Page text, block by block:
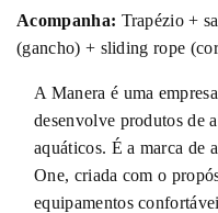
Acompanha: Trapézio +
(gancho) + sliding rope
A Manera é uma
desenvolve produtos de
aquáticos. É a marca de
One, criada com o
equipamentos